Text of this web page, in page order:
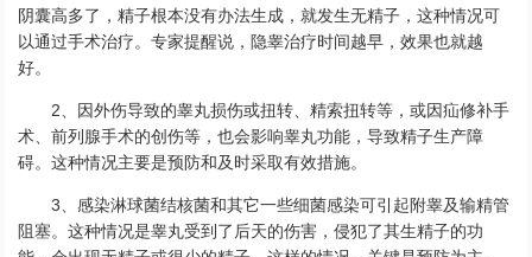
阴囊高多了，精子根本没有办法生成，就发生无精子，这种情况可
以通过手术治疗。专家提醒说，隐睾治疗时间越早，效果也就越
好。
2、因外伤导致的睾丸损伤或扭转、精索扭转等，或因疝修补手
术、前列腺手术的创伤等，也会影响睾丸功能，导致精子生产障
碍。这种情况主要是预防和及时采取有效措施。
3、感染淋球菌结核菌和其它一些细菌感染可引起附睾及输精管
阻塞。这种情况是睾丸受到了后天的伤害，侵犯了其生精子的功